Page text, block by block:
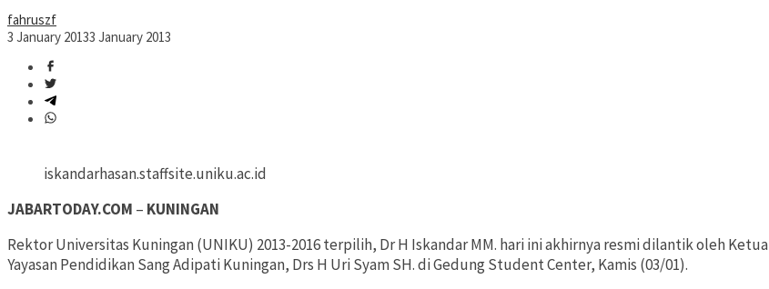
fahruszf
3 January 20133 January 2013
iskandarhasan.staffsite.uniku.ac.id
JABARTODAY.COM – KUNINGAN
Rektor Universitas Kuningan (UNIKU) 2013-2016 terpilih, Dr H Iskandar MM. hari ini akhirnya resmi dilantik oleh Ketua
Yayasan Pendidikan Sang Adipati Kuningan, Drs H Uri Syam SH. di Gedung Student Center, Kamis (03/01).